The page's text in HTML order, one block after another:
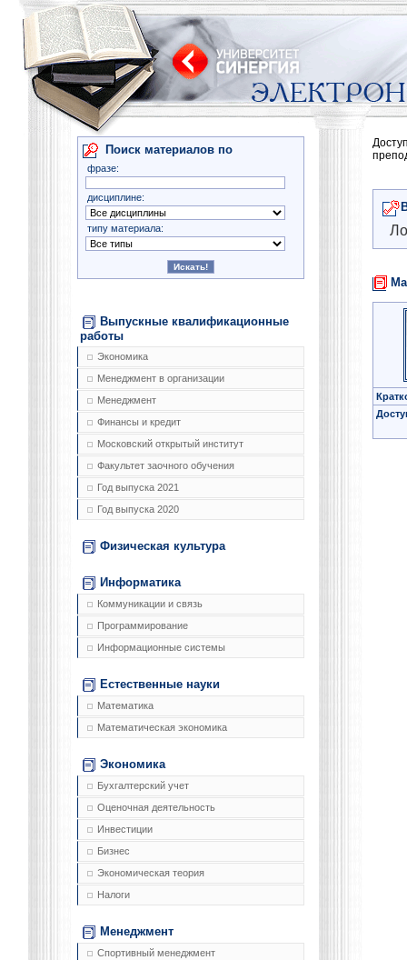
Поиск материалов по
фразе:
дисциплине:
типу материала:
Выпускные квалификационные
работы
Экономика
Менеджмент в организации
Менеджмент
Финансы и кредит
Московский открытый институт
Факультет заочного обучения
Год выпуска 2021
Год выпуска 2020
Физическая культура
Информатика
Коммуникации и связь
Программирование
Информационные системы
Естественные науки
Математика
Математическая экономика
Экономика
Бухгалтерский учет
Оценочная деятельность
Инвестиции
Бизнес
Экономическая теория
Налоги
Менеджмент
Спортивный менеджмент